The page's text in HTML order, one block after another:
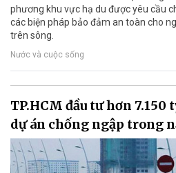
phương khu vực hạ du được yêu cầu
các biện pháp bảo đảm an toàn cho
trên sông.
Nước và cuộc sống
TP.HCM đầu tư hơn
dự án chống ngập trong